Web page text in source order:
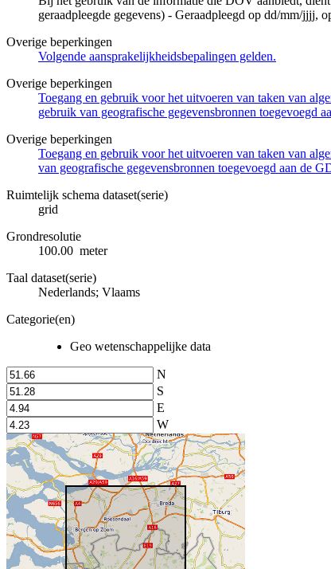
geraadpleegde gegevens) - Geraadpleegd op dd/mm/jjjj,
Overige beperkingen
Volgende aansprakelijkheidsbepalingen gelden.
Overige beperkingen
Toegang en gebruik voor het uitvoeren van taken van
gebruik van geografische gegevensbronnen toegevoegd
Overige beperkingen
Toegang en gebruik voor het uitvoeren van taken van
van geografische gegevensbronnen toegevoegd aan de
Ruimtelijk schema dataset(serie)
grid
Grondresolutie
100.00 meter
Taal dataset(serie)
Nederlands; Vlaams
Categorie(en)
Geo wetenschappelijke data
N
S
E
W